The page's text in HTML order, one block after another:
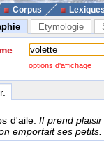
Corpus
Etymologie
options d'affichage
d'aile.Il prend
emportait ses petits.